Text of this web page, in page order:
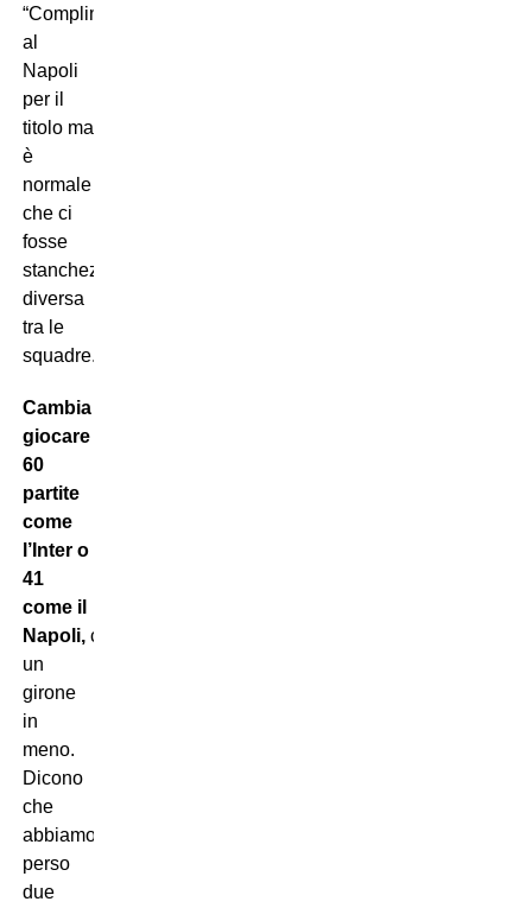
“Complimenti
al
Napoli
per il
titolo ma
è
normale
che ci
fosse
stanchezza
diversa
tra le
squadre.
Cambia
giocare
60
partite
come
l’Inter o
41
come il
Napoli,come
un
girone
in
meno.
Dicono
che
abbiamo
perso
due